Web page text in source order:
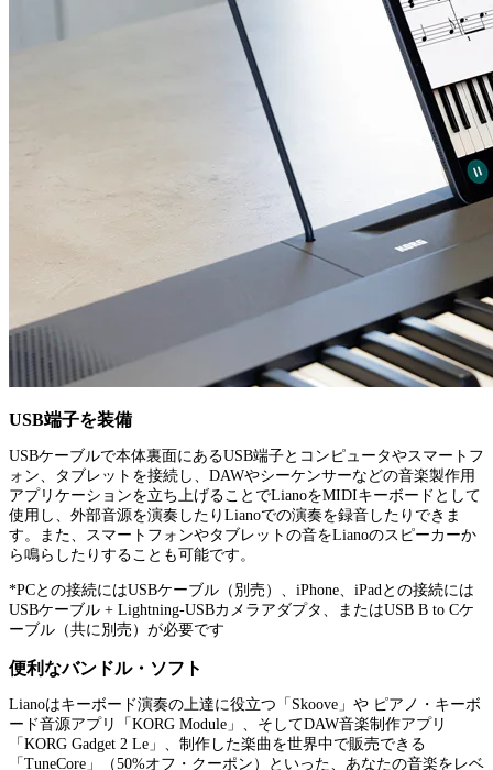
USB端子を装備
USBケーブルで本体裏面にあるUSB端子とコンピュータやスマートフ
ォン、タブレットを接続し、DAWやシーケンサーなどの音楽製作用
アプリケーションを立ち上げることでLianoをMIDIキーボードとして
使用し、外部音源を演奏したりLianoでの演奏を録音したりできま
す。また、スマートフォンやタブレットの音をLianoのスピーカーか
ら鳴らしたりすることも可能です。
*PCとの接続にはUSBケーブル（別売）、iPhone、iPadとの接続には
USBケーブル + Lightning-USBカメラアダプタ、またはUSB B to Cケ
ーブル（共に別売）が必要です
便利なバンドル・ソフト
Lianoはキーボード演奏の上達に役立つ「Skoove」や ピアノ・キーボ
ード音源アプリ「KORG Module」、そしてDAW音楽制作アプリ
「KORG Gadget 2 Le」、制作した楽曲を世界中で販売できる
「TuneCore」（50%オフ・クーポン）といった、あなたの音楽をレベ